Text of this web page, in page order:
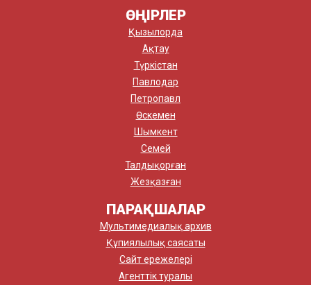
ӨҢІРЛЕР
Қызылорда
Ақтау
Түркістан
Павлодар
Петропавл
Өскемен
Шымкент
Семей
Талдықорған
Жезқазған
ПАРАҚШАЛАР
Мультимедиалық архив
Құпиялылық саясаты
Сайт ережелері
Агенттік туралы